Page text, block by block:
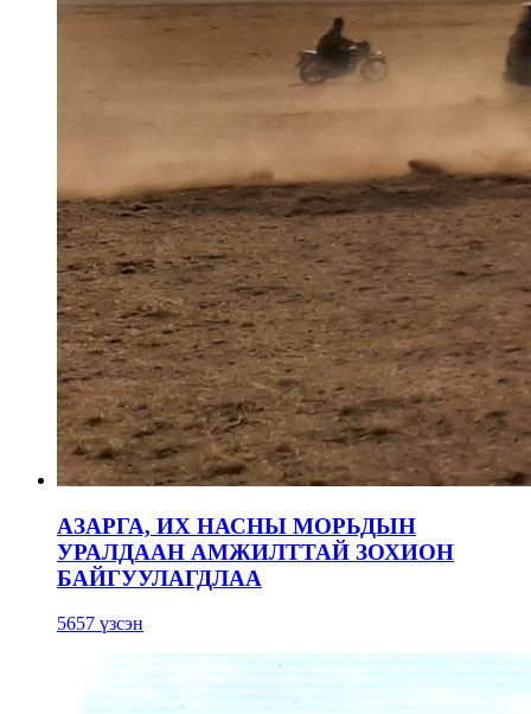
АЗАРГА, ИХ НАСНЫ МОРЬДЫН
УРАЛДААН АМЖИЛТТАЙ ЗОХИОН
БАЙГУУЛАГДЛАА
5657 үзсэн